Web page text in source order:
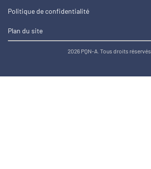
Politique de confidentialité
Plan du site
2026 PQN-A. Tous droits réservés.